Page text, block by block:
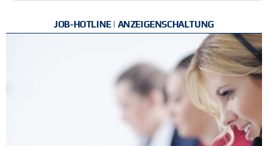
JOB-HOTLINE | ANZEIGENSCHALTUNG